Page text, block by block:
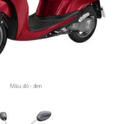
Màu đỏ - đen